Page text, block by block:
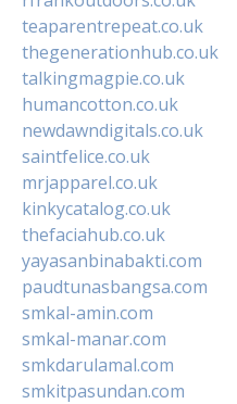
teaparentrepeat.co.uk
thegenerationhub.co.uk
talkingmagpie.co.uk
humancotton.co.uk
newdawndigitals.co.uk
saintfelice.co.uk
mrjapparel.co.uk
kinkycatalog.co.uk
thefaciahub.co.uk
yayasanbinabakti.com
paudtunasbangsa.com
smkal-amin.com
smkal-manar.com
smkdarulamal.com
smkitpasundan.com